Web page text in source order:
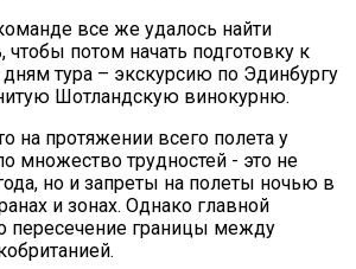
все же удалось найти
чтобы потом начать подготовку к
тура – экскурсию по Эдинбургу
Шотландскую винокурню.
на протяжении всего полета у
множество трудностей - это не
но и запреты на полеты ночью в
и зонах. Однако главной
пересечение границы между